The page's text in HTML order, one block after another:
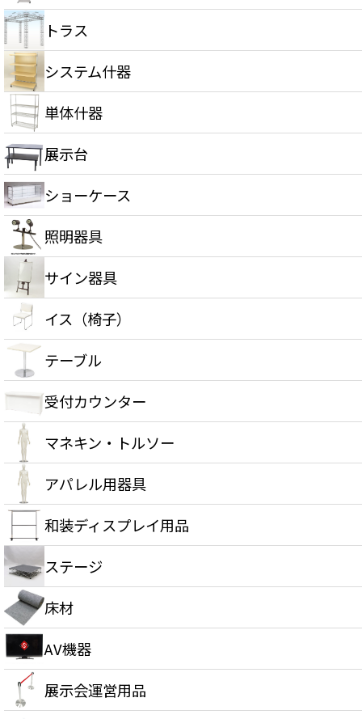
トラス
システム什器
単体什器
展示台
ショーケース
照明器具
サイン器具
イス（椅子）
テーブル
受付カウンター
マネキン・トルソー
アパレル用器具
和装ディスプレイ用品
ステージ
床材
AV機器
展示会運営用品